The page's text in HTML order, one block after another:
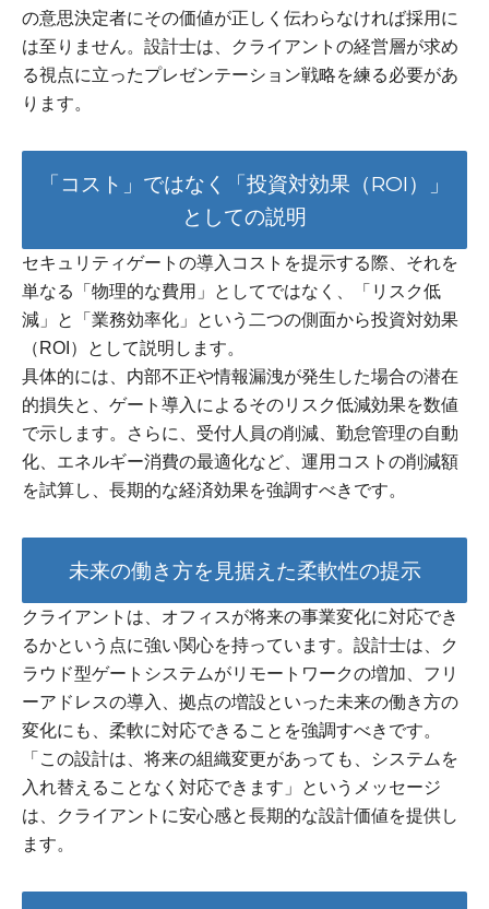
の意思決定者にその価値が正しく伝わらなければ採用に
は至りません。設計士は、クライアントの経営層が求め
る視点に立ったプレゼンテーション戦略を練る必要があ
ります。
「コスト」ではなく「投資対効果（ROI）」
としての説明
セキュリティゲートの導入コストを提示する際、それを
単なる「物理的な費用」としてではなく、「リスク低
減」と「業務効率化」という二つの側面から投資対効果
（ROI）として説明します。
具体的には、内部不正や情報漏洩が発生した場合の潜在
的損失と、ゲート導入によるそのリスク低減効果を数値
で示します。さらに、受付人員の削減、勤怠管理の自動
化、エネルギー消費の最適化など、運用コストの削減額
を試算し、長期的な経済効果を強調すべきです。
未来の働き方を見据えた柔軟性の提示
クライアントは、オフィスが将来の事業変化に対応でき
るかという点に強い関心を持っています。設計士は、ク
ラウド型ゲートシステムがリモートワークの増加、フリ
ーアドレスの導入、拠点の増設といった未来の働き方の
変化にも、柔軟に対応できることを強調すべきです。
「この設計は、将来の組織変更があっても、システムを
入れ替えることなく対応できます」というメッセージ
は、クライアントに安心感と長期的な設計価値を提供し
ます。